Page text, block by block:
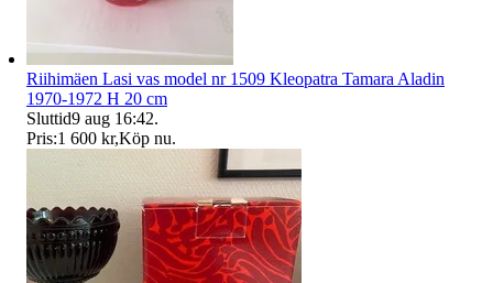
Riihimäen Lasi vas model nr 1509 Kleopatra Tamara Aladin
1970-1972 H 20 cm
Sluttid9 aug 16:42.
Pris:1 600 kr,Köp nu.